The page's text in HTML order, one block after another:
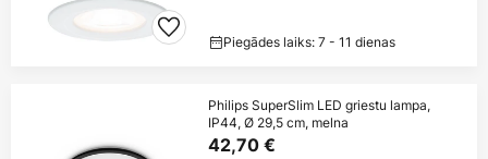
Piegādes laiks: 7 - 11 dienas
Philips SuperSlim LED griestu lampa,
IP44, Ø 29,5 cm, melna
42,70 €